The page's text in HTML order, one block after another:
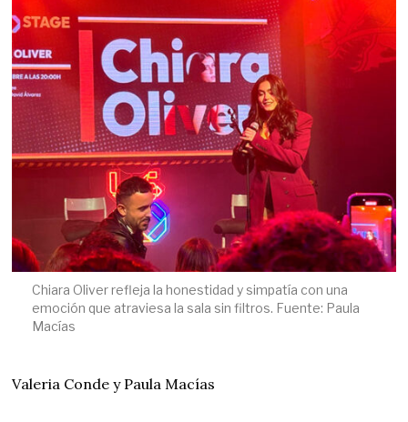
Chiara Oliver refleja la honestidad y simpatía con una
emoción que atraviesa la sala sin filtros. Fuente: Paula
Macías
Valeria Conde y Paula Macías